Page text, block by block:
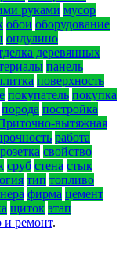
руками мусор
обои оборудование
ондулино
деревянных
панель
поверхность
покупатель покупка
порода постройка
вытяжная
работа
розетка свойство
сруб стена стык
тип топливо
фирма цемент
щиток этап
и ремонт.